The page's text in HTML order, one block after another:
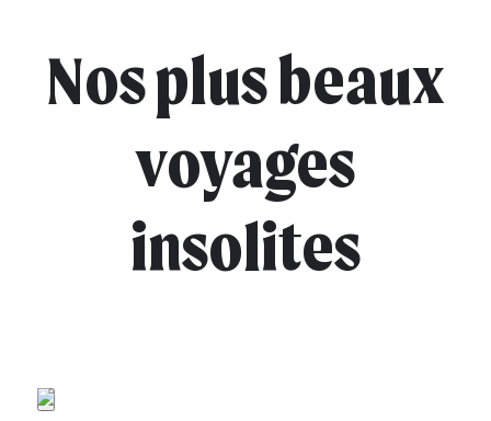
Nos plus beaux
voyages
insolites